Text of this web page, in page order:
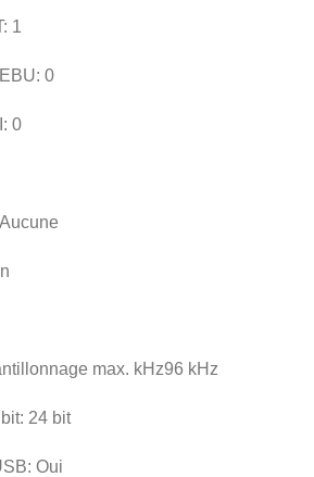
1
0
0
Aucune
max. kHz96 kHz
24 bit
Oui